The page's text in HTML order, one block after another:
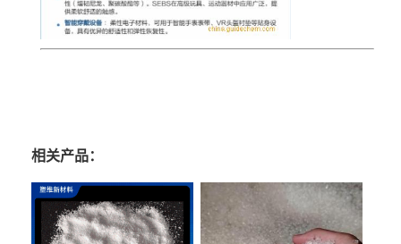
相关产品：